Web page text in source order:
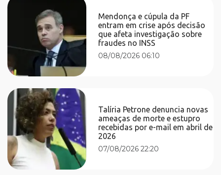
Mendonça e cúpula da PF
entram em crise após decisão
que afeta investigação sobre
fraudes no INSS
08/08/2026 06:10
Talíria Petrone denuncia novas
ameaças de morte e estupro
recebidas por e-mail em abril de
2026
07/08/2026 22:20